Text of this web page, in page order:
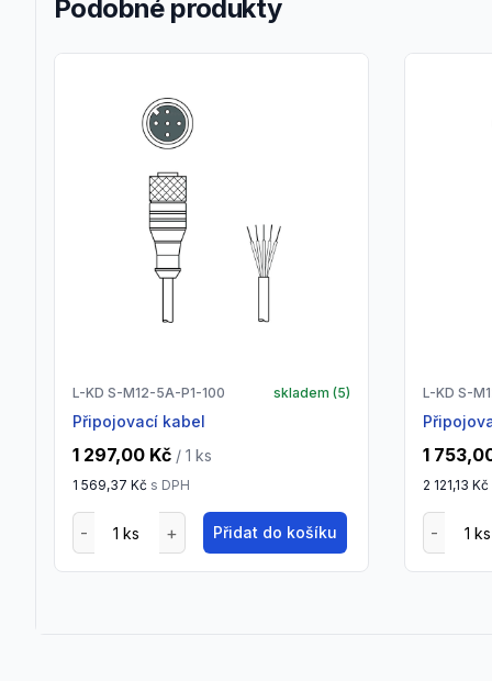
Podobné produkty
L-KD S-M12-5A-P1-100 skladem (5)
Připojovací kabel
1 297,00 Kč / 1 ks
1 569,37 Kč s DPH
Přidat do košíku
L-KD S-
1
2 121,13 Kč